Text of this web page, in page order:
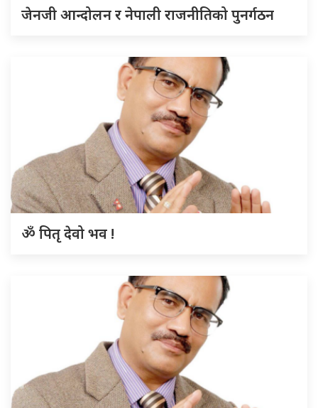
जेनजी आन्दोलन र नेपाली राजनीतिको पुनर्गठन
ॐ पितृ देवो भव !